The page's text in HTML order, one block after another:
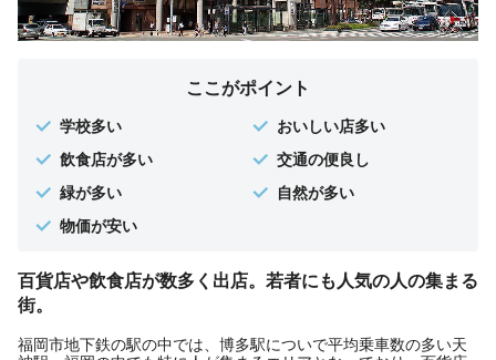
ここがポイント
学校多い
おいしい店多い
飲食店が多い
交通の便良し
緑が多い
自然が多い
物価が安い
百貨店や飲食店が数多く出店。若者にも人気の人の集まる
街。
福岡市地下鉄の駅の中では、博多駅についで平均乗車数の多い天